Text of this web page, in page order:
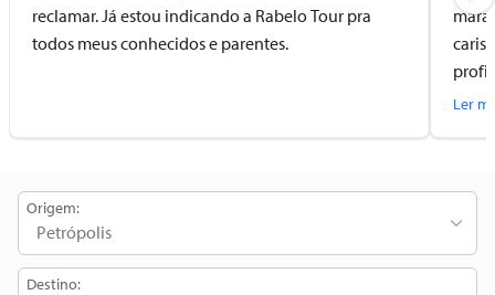
reclamar. Já estou indicando a Rabelo Tour pra
todos meus conhecidos e parentes.
com
Ler
Origem:
Destino: